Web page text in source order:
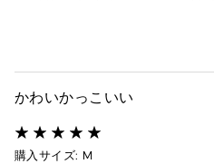
かわいかっこいい
購入サイズ: M